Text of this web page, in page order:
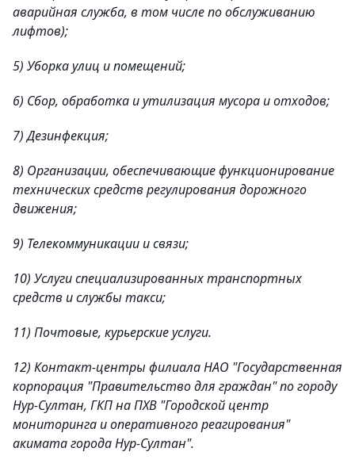
аварийная служба, в том числе по обслуживанию
лифтов);
5) Уборка улиц и помещений;
6) Сбор, обработка и утилизация мусора и отходов;
7) Дезинфекция;
8) Организации, обеспечивающие функционирование
технических средств регулирования дорожного
движения;
9) Телекоммуникации и связи;
10) Услуги специализированных транспортных
средств и службы такси;
11) Почтовые, курьерские услуги.
12) Контакт-центры филиала НАО "Государственная
корпорация "Правительство для граждан" по городу
Нур-Султан, ГКП на ПХВ "Городской центр
мониторинга и оперативного реагирования"
акимата города Нур-Султан".